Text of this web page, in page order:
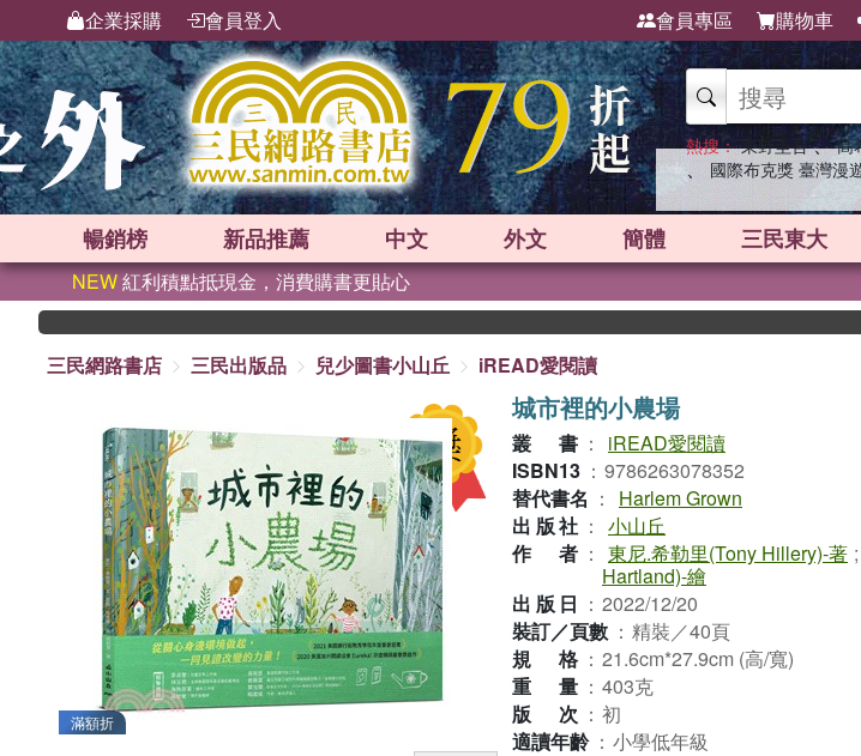
企業採購 會員登入 會員專區 購物車
熱搜： 東野圭吾 、 高
、 國際布克獎 臺灣漫
暢銷榜 新品推薦 中文 外文 簡體 三民東大
NEW紅利積點抵現金，消費購書更貼心
三民網路書店
三民出版品 兒少圖書小山丘 iREAD愛閱讀
滿額折
城市裡的小農場
叢書 ：
iREAD愛閱讀
ISBN13 ： 9786263078352
替代書名 ：
Harlem Grown
出版社 ： 小山丘
作者 ： 東尼.希勒里(Tony Hillery)-著 ;
Hartland)-繪
出版日 ： 2022/12/20
裝訂／頁數 ： 精裝／40頁
規格 ： 21.6cm*27.9cm (高/寬)
重量 ： 403克
版次 ： 初
適讀年齡 ： 小學低年級